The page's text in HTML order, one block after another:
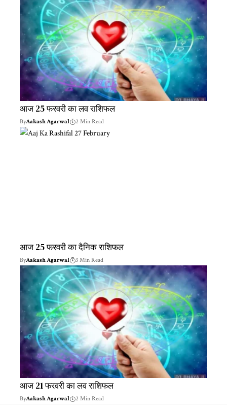
आज 25 फरवरी का लव राशिफल
ByAakash Agarwal 2 Min Read
आज 25 फरवरी का दैनिक राशिफल
ByAakash Agarwal 3 Min Read
आज 21 फरवरी का लव राशिफल
ByAakash Agarwal 2 Min Read